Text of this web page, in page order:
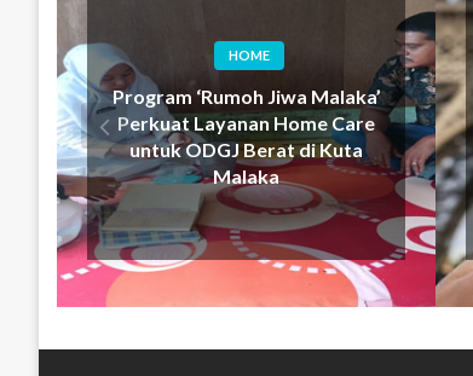
HOME
Program ‘Rumoh Jiwa Malaka’
Perkuat Layanan Home Care
untuk ODGJ Berat di Kuta
Malaka